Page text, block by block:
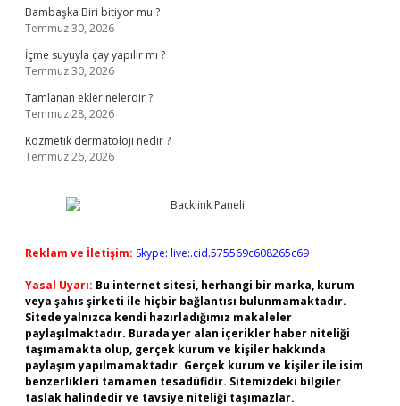
Bambaşka Biri bitiyor mu ?
Temmuz 30, 2026
İçme suyuyla çay yapılır mı ?
Temmuz 30, 2026
Tamlanan ekler nelerdir ?
Temmuz 28, 2026
Kozmetik dermatoloji nedir ?
Temmuz 26, 2026
Reklam ve İletişim: Skype: live:.cid.575569c608265c69
Yasal Uyarı: Bu internet sitesi, herhangi bir marka, kurum
veya şahıs şirketi ile hiçbir bağlantısı bulunmamaktadır.
Sitede yalnızca kendi hazırladığımız makaleler
paylaşılmaktadır. Burada yer alan içerikler haber niteliği
taşımamakta olup, gerçek kurum ve kişiler hakkında
paylaşım yapılmamaktadır. Gerçek kurum ve kişiler ile isim
benzerlikleri tamamen tesadüfidir. Sitemizdeki bilgiler
taslak halindedir ve tavsiye niteliği taşımazlar.